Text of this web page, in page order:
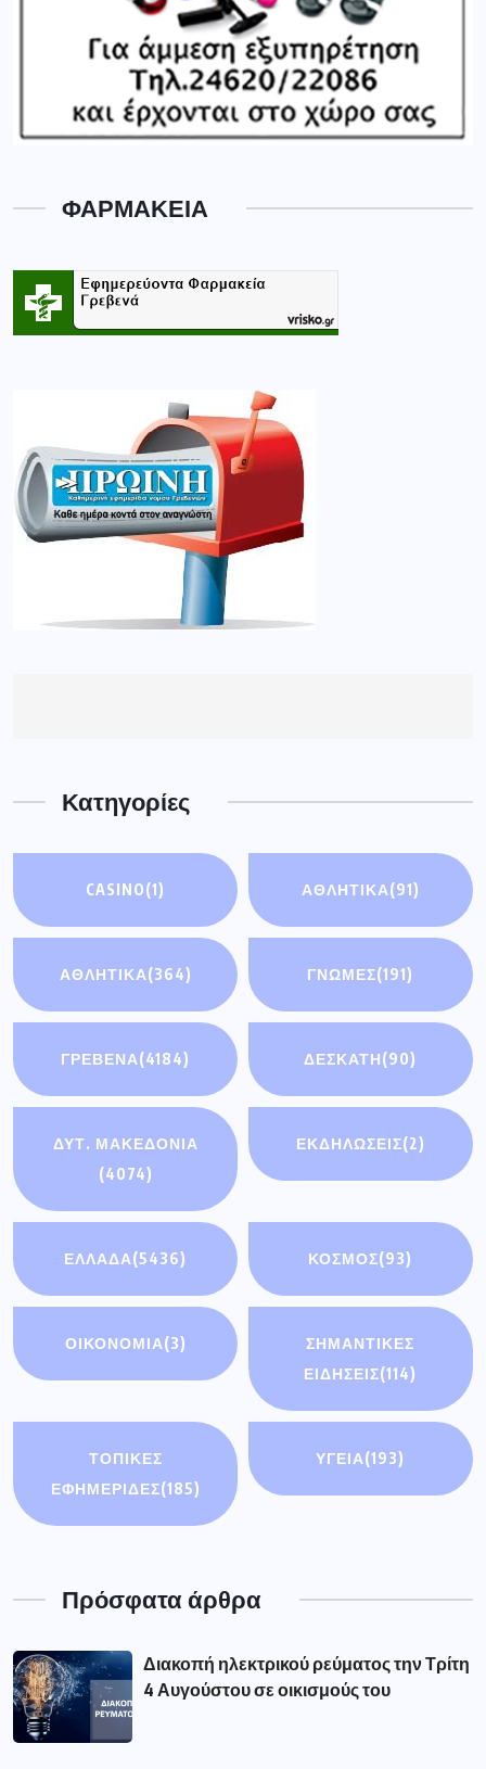
ΦΑΡΜΑΚΕΙΑ
Κατηγορίες
CASINO(1) ΑΘΛΗΤΙΚΆ(91)
ΑΘΛΗΤΙΚΑ(364) ΓΝΩΜΕΣ(191)
ΓΡΕΒΕΝΑ(4184) ΔΕΣΚΑΤΗ(90)
ΔΥΤ. ΜΑΚΕΔΟΝΙΑ
(4074)
ΕΚΔΗΛΩΣΕΙΣ(2)
ΕΛΛΑΔΑ(5436) ΚΟΣΜΟΣ(93)
ΟΙΚΟΝΟΜΊΑ(3)
ΣΗΜΑΝΤΙΚΈΣ
ΕΙΔΉΣΕΙΣ(114)
ΤΟΠΙΚΕΣ
ΕΦΗΜΕΡΙΔΕΣ(185)
ΥΓΕΙΑ(193)
Πρόσφατα άρθρα
Διακοπή ηλεκτρικού ρεύματος την Τρίτη
4 Αυγούστου σε οικισμούς του